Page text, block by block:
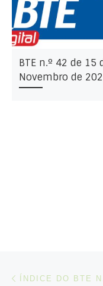
BTE n.º 42 de 15
Novembro de
Post